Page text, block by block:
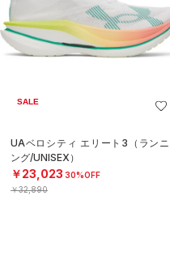
SALE
UAベロシティ エリート3（ランニ
ング/UNISEX）
￥23,023 30%OFF
￥32,890